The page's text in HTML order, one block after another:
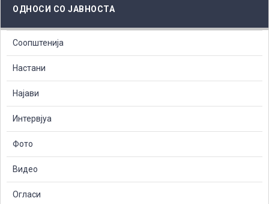
ОДНОСИ СО ЈАВНОСТА
Соопштенија
Настани
Најави
Интервјуа
Фото
Видео
Огласи